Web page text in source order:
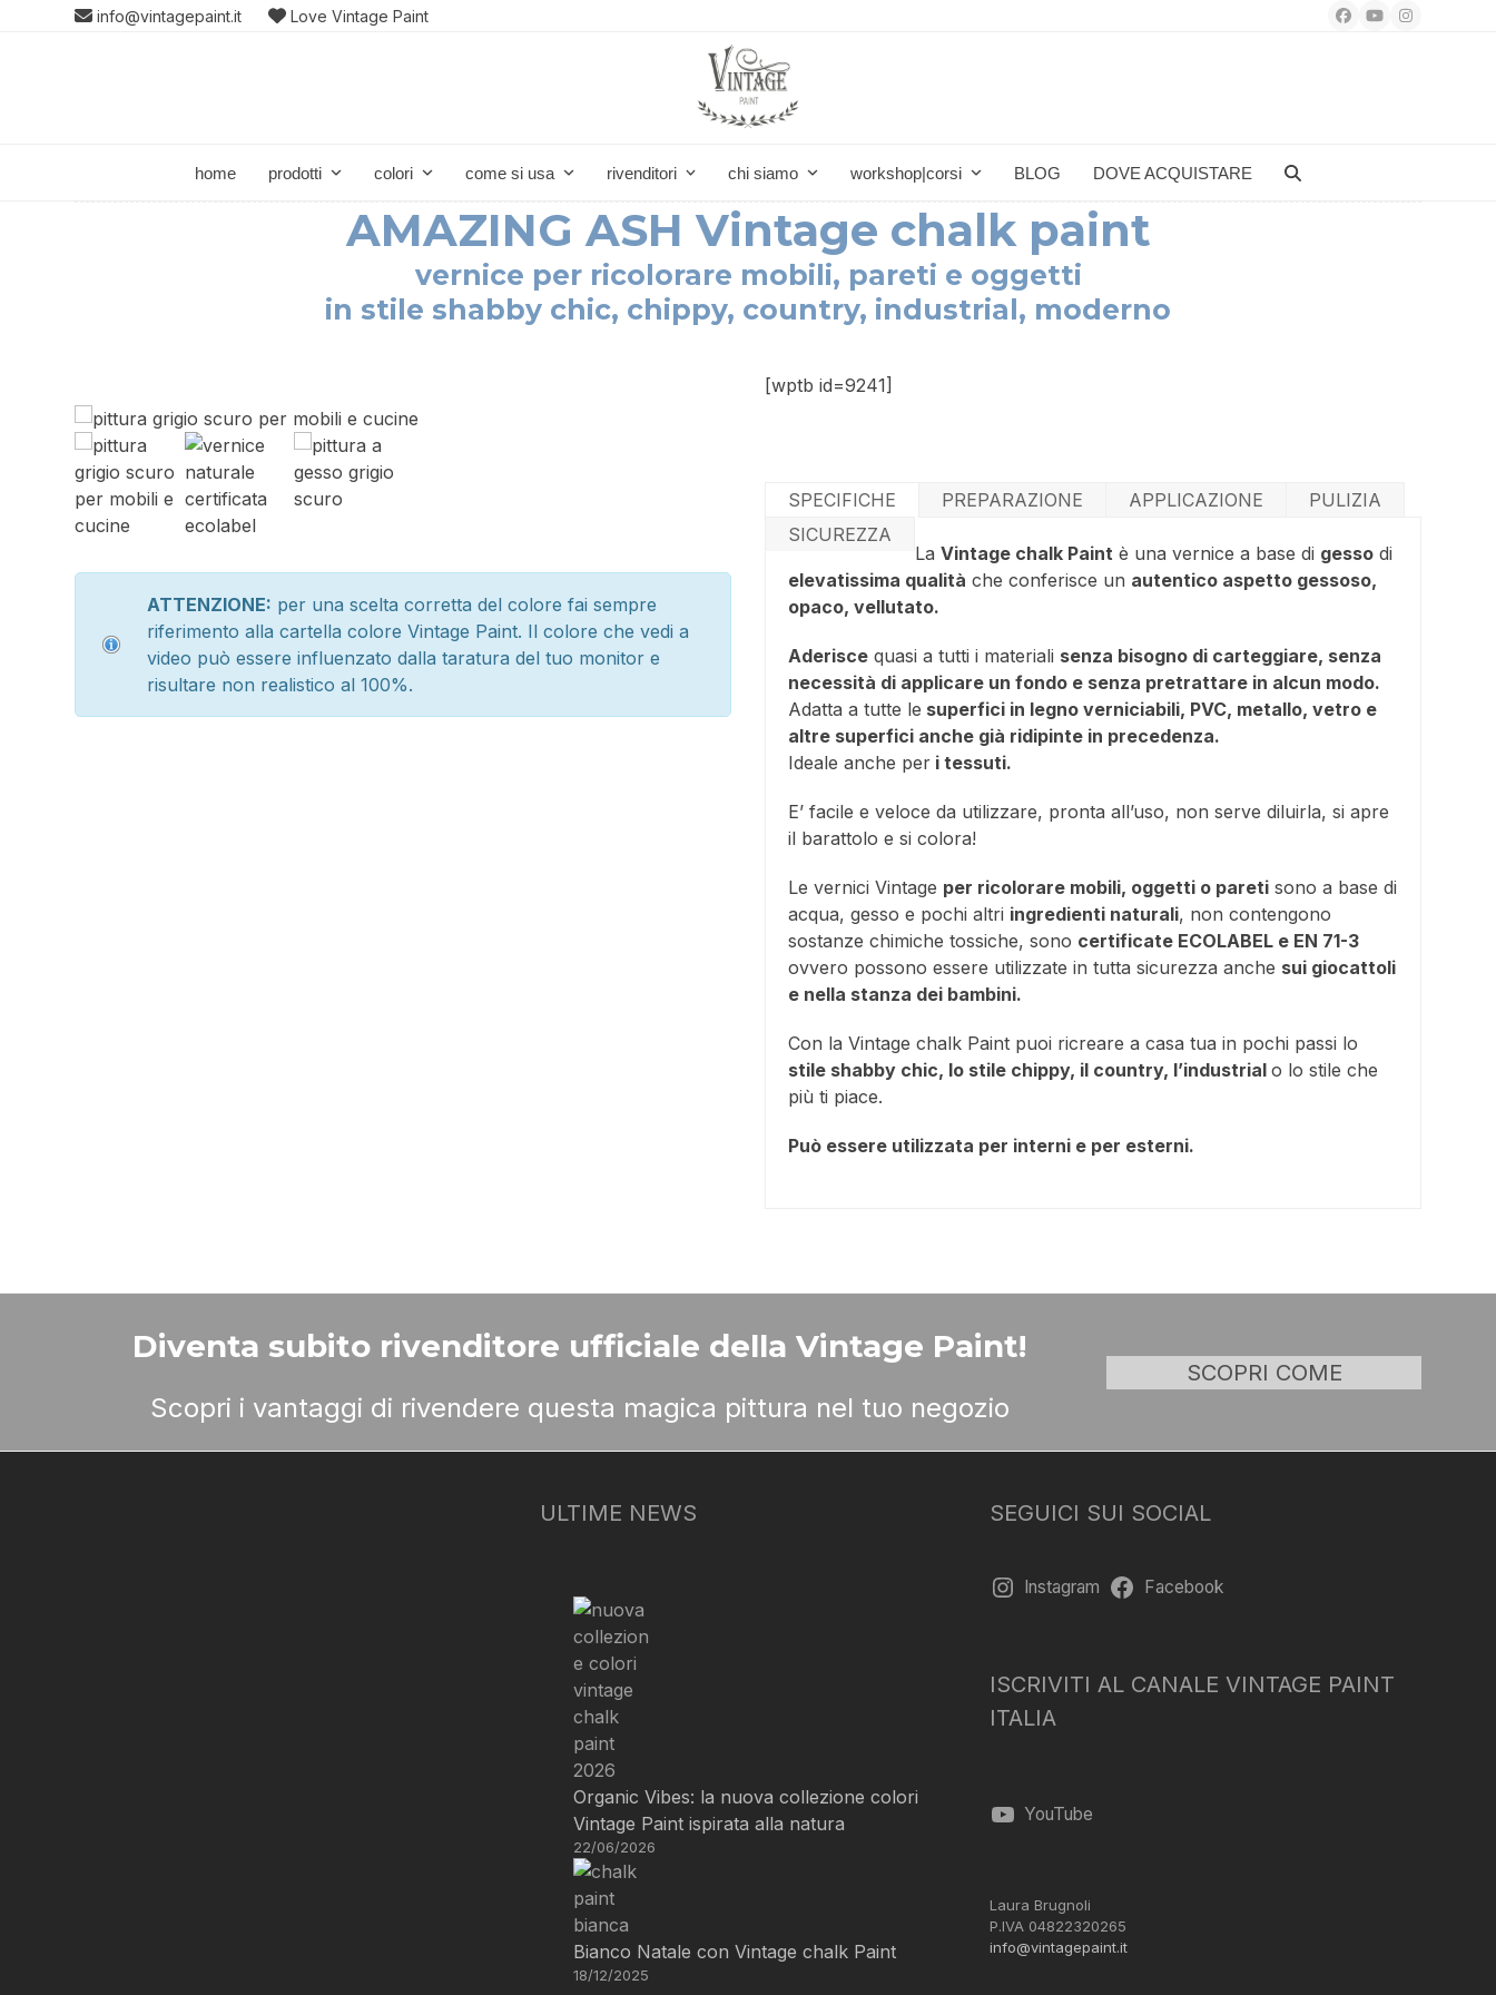
info@vintagepaint.it Love Vintage Paint Facebook
YouTubeInstagram
home prodotti colori come si usa rivenditori chi siamo workshop|corsi BLOG DOVE ACQUISTARE
AMAZING ASH Vintage chalk paint
vernice per ricolorare mobili, pareti e oggetti
in stile shabby chic, chippy, country, industrial, moderno
ATTENZIONE: per una scelta corretta del colore fai sempre
riferimento alla cartella colore Vintage Paint. Il colore che vedi a
video può essere influenzato dalla taratura del tuo monitor e
risultare non realistico al 100%.
[wptb id=9241]
SPECIFICHE PREPARAZIONE APPLICAZIONE
PULIZIA
SICUREZZA
La Vintage chalk Paint è una vernice a base di gesso di
elevatissima qualità che conferisce un autentico aspetto gessoso,
opaco, vellutato.
Aderisce quasi a tutti i materiali senza bisogno di carteggiare, senza
necessità di applicare un fondo e senza pretrattare in alcun modo.
Adatta a tutte le superfici in legno verniciabili, PVC, metallo, vetro e
altre superfici anche già ridipinte in precedenza.
Ideale anche per i tessuti.
E’ facile e veloce da utilizzare, pronta all’uso, non serve diluirla, si apre
il barattolo e si colora!
Le vernici Vintage per ricolorare mobili, oggetti o pareti sono a base di
acqua, gesso e pochi altri ingredienti naturali, non contengono
sostanze chimiche tossiche, sono certificate ECOLABEL e EN 71-3
ovvero possono essere utilizzate in tutta sicurezza anche sui giocattoli
e nella stanza dei bambini.
Con la Vintage chalk Paint puoi ricreare a casa tua in pochi passi lo
stile shabby chic, lo stile chippy, il country, l’industrial o lo stile che
più ti piace.
Può essere utilizzata per interni e per esterni.
Diventa subito rivenditore ufficiale della Vintage Paint!
Scopri i vantaggi di rivendere questa magica pittura nel tuo negozio
SCOPRI COME
ULTIME NEWS
Organic Vibes: la nuova collezione colori
Vintage Paint ispirata alla natura
22/06/2026
Bianco Natale con Vintage chalk Paint
18/12/2025
SEGUICI SUI SOCIAL
Instagram Facebook
ISCRIVITI AL CANALE VINTAGE PAINT
ITALIA
YouTube
Laura Brugnoli
P.IVA 04822320265
info@vintagepaint.it